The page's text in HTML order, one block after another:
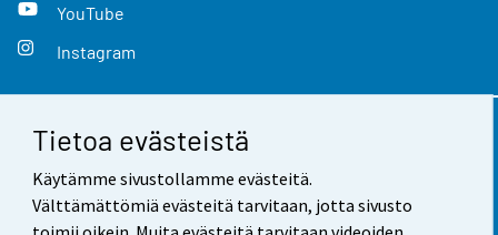
Tietoa evästeistä
Käytämme sivustollamme evästeitä.
Välttämättömiä evästeitä tarvitaan, jotta sivusto
YouTube
Instagram
Yhteystiedot
Palaute